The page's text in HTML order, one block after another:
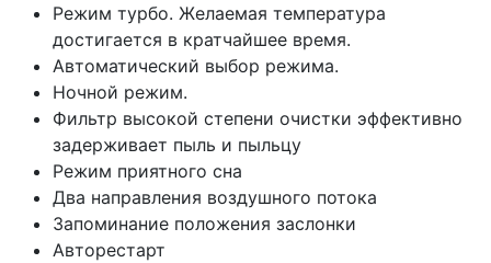
Режим турбо. Желаемая температура
достигается в кратчайшее время.
Автоматический выбор режима.
Ночной режим.
Фильтр высокой степени очистки эффективно
задерживает пыль и пыльцу
Режим приятного сна
Два направления воздушного потока
Запоминание положения заслонки
Авторестарт